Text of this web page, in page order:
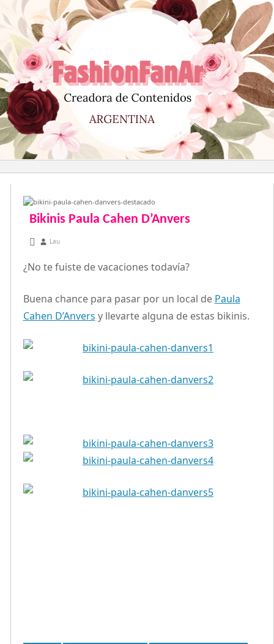
al
contenido
Bikinis Paula Cahen D’Anvers
enero 13, 2013
Lau
¿No te fuiste de vacaciones todavía?
Buena chance para pasar por un local de Paula
Cahen D’Anvers y llevarte alguna de estas bikinis.